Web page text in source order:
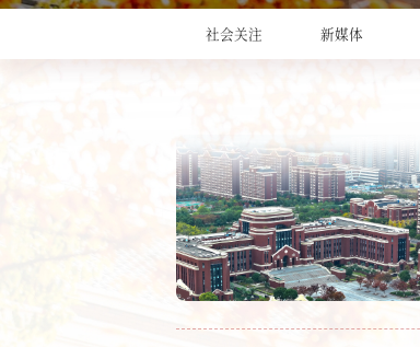
社会关注 新媒体